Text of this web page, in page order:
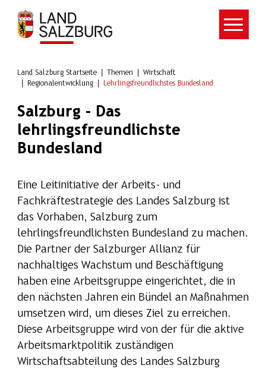
Zum Hauptinhalt springen
Land Salzburg Startseite Themen
Wirtschaft
Regionalentwicklung
Lehrlingsfreundlichstes Bundesland
Salzburg - Das
lehrlingsfreundlichste
Bundesland
Eine Leitinitiative der Arbeits- und
Fachkräftestrategie des Landes Salzburg ist
das Vorhaben, Salzburg zum
lehrlingsfreundlichsten Bundesland zu machen.
Die Partner der Salzburger Allianz für
nachhaltiges Wachstum und Beschäftigung
haben eine Arbeitsgruppe eingerichtet, die in
den nächsten Jahren ein Bündel an Maßnahmen
umsetzen wird, um dieses Ziel zu erreichen.
Diese Arbeitsgruppe wird von der für die aktive
Arbeitsmarktpolitik zuständigen
Wirtschaftsabteilung des Landes Salzburg